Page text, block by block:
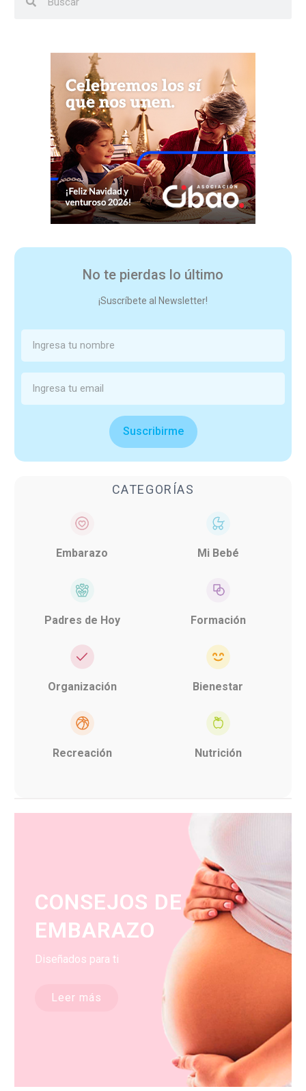
No te pierdas lo último
¡Suscríbete al Newsletter!
Suscribirme
CATEGORÍAS
Embarazo Mi Bebé
Padres de Hoy Formación
Organización Bienestar
Recreación Nutrición
CONSEJOS DE
EMBARAZO
Diseñados para ti
Leer más